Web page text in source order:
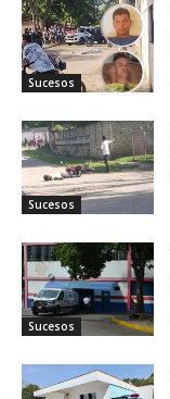
Sucesos
Sucesos
Sucesos